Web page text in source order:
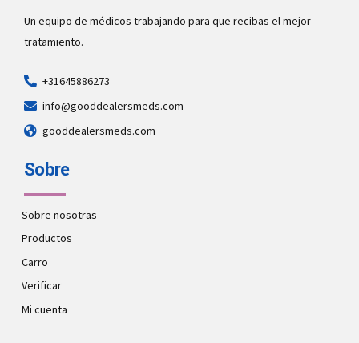
Un equipo de médicos trabajando para que recibas el mejor
tratamiento.
+31645886273
info@gooddealersmeds.com
gooddealersmeds.com
Sobre
Sobre nosotras
Productos
Carro
Verificar
Mi cuenta